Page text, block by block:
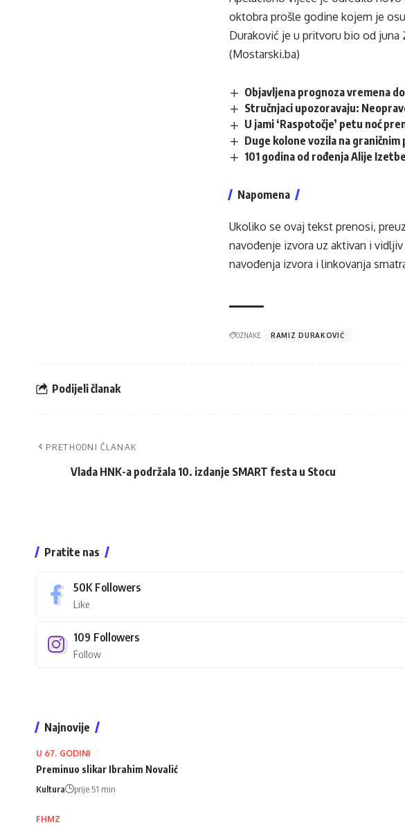
oktobra prošle godine kojem je
Duraković je u pritvoru bio od juna
(Mostarski.ba)
Objavljena prognoza vremena
Stručnjaci upozoravaju:
U jami ‘Raspotočje’ petu noć
Duge kolone vozila na graničnim
101 godina od rođenja Alije
Napomena
Ukoliko se ovaj tekst prenosi,
navođenje izvora uz aktivan i
navođenja izvora i linkovanja
OZNAKE: RAMIZ DURAKOVIĆ
Podijeli članak
PRETHODNI ČLANAK
Vlada HNK-a podržala 10. izdanje SMART festa u Stocu
Pratite nas
50K Followers
Like
109 Followers
Follow
Najnovije
U 67. GODINI
Preminuo slikar Ibrahim Novalić
Kultura prije 51 min
FHMZ